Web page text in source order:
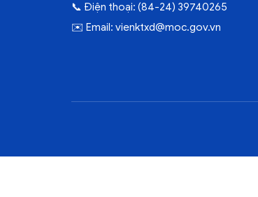
📞 Điện thoại: (84-24) 39740265
✉️ Email: vienktxd@moc.gov.vn